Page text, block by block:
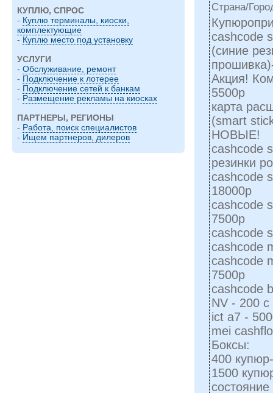
КУПЛЮ, СПРОС
- Куплю терминалы, киоски,
комплектующие
- Куплю место под установку
УСЛУГИ
- Обслуживание, ремонт
- Подключение к лотерее
- Подключение сетей к банкам
- Размещение рекламы на киосках
ПАРТНЕРЫ, РЕГИОНЫ
- Работа, поиск специалистов
- Ищем партнеров, дилеров
Страна/
cashcode
(синие
Акция!
5500р
карта
(smart
НОВЫЕ!
cashcode
резинки
cashcode
18000р
cashcode
7500р
cashcode
cashcode
cashcode
7500р
cashcode
NV - 200
ict a7 -
mei
Боксы:
400
1500